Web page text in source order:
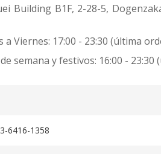
Building B1F, 2-28-5,
a Viernes: 17:00 - 23:30 (última
y festivos: 16:00 - 23:30
6416-1358